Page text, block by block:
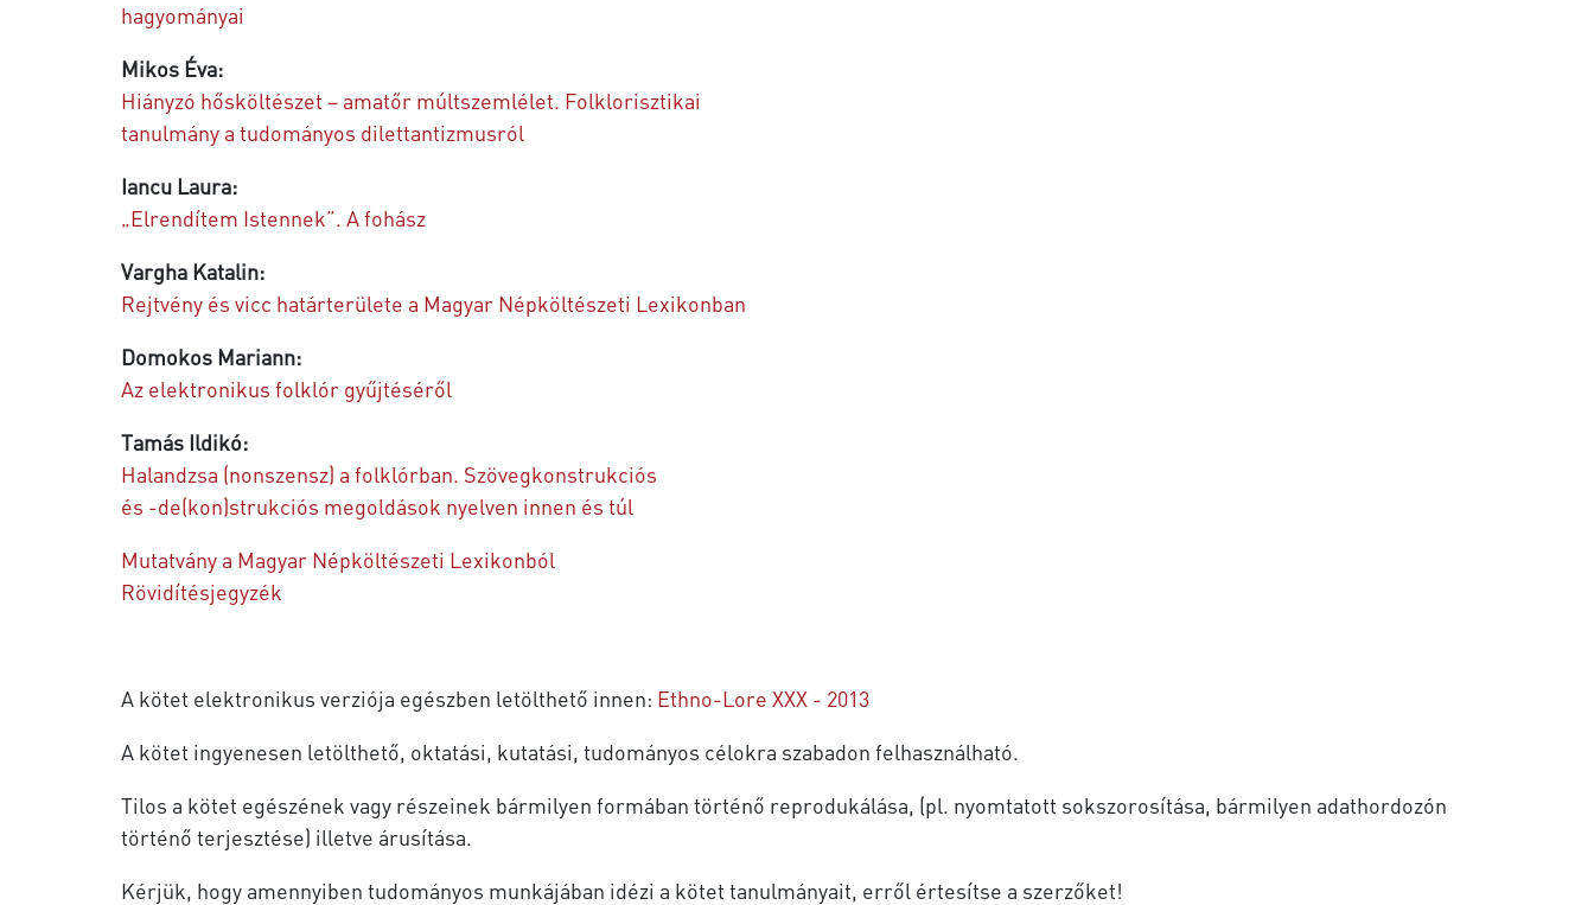
hagyományai
Mikos Éva:
Hiányzó hősköltészet – amatőr múltszemlélet. Folklorisztikai
tanulmány a tudományos dilettantizmusról
Iancu Laura:
„Elrendítem Istennek”. A fohász
Vargha Katalin:
Rejtvény és vicc határterülete a Magyar Népköltészeti Lexikonban
Domokos Mariann:
Az elektronikus folklór gyűjtéséről
Tamás Ildikó:
Halandzsa (nonszensz) a folklórban. Szövegkonstrukciós
és -de(kon)strukciós megoldások nyelven innen és túl
Mutatvány a Magyar Népköltészeti Lexikonból
Rövidítésjegyzék
A kötet elektronikus verziója egészben letölthető innen: Ethno-Lore XXX - 2013
A kötet ingyenesen letölthető, oktatási, kutatási, tudományos célokra szabadon felhasználható.
Tilos a kötet egészének vagy részeinek bármilyen formában történő reprodukálása, (pl. nyomtatott sokszorosítása, bármilyen adathordozón
történő terjesztése) illetve árusítása.
Kérjük, hogy amennyiben tudományos munkájában idézi a kötet tanulmányait, erről értesítse a szerzőket!